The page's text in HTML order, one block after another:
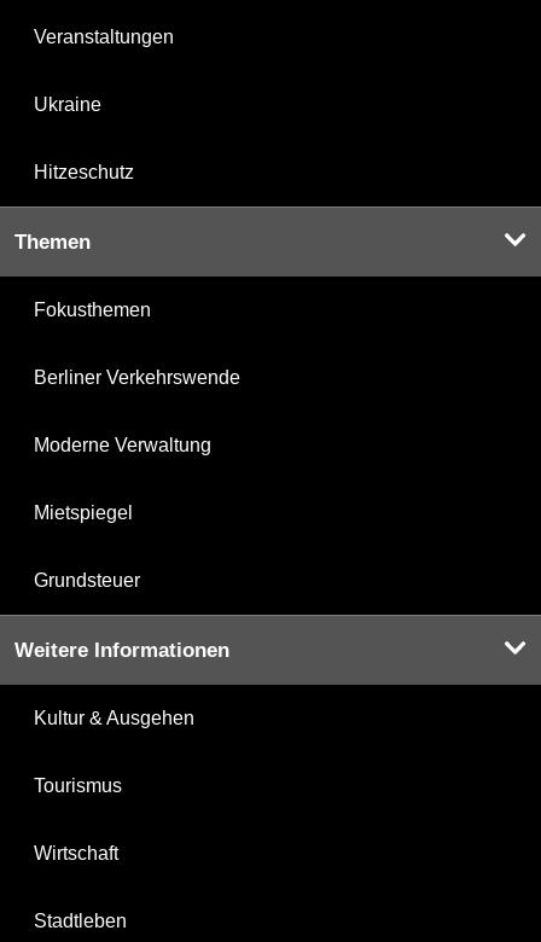
Veranstaltungen
Ukraine
Hitzeschutz
Themen
Fokusthemen
Berliner Verkehrswende
Moderne Verwaltung
Mietspiegel
Grundsteuer
Weitere Informationen
Kultur & Ausgehen
Tourismus
Wirtschaft
Stadtleben